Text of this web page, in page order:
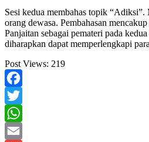
Sesi kedua membahas topik
orang dewasa. Pembahasan
Panjaitan sebagai pemateri pada
diharapkan dapat memperlengkapi
Post Views: 219
Facebook
Twitter
WhatsApp